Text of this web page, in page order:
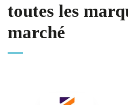
toutes les
marché